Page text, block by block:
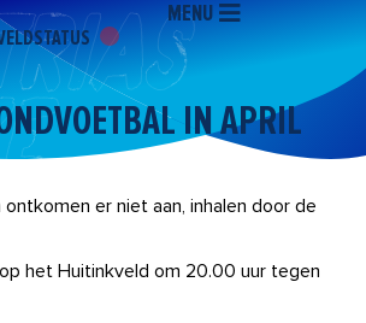
MENU
IN APRIL
er niet aan, inhalen door de
het Huitinkveld om 20.00 uur tegen